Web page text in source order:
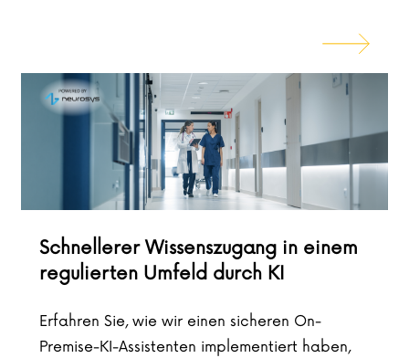
Schnellerer Wissenszugang in einem
regulierten Umfeld durch KI
Erfahren Sie, wie wir einen sicheren On-
Premise-KI-Assistenten implementiert haben,